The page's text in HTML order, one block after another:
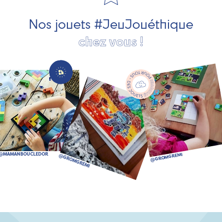
Nos jouets #JeuJouéthique
chez vous !